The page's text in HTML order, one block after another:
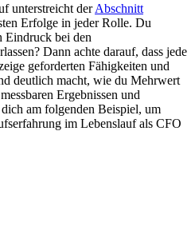
unterstreicht derAbschnitt
Erfolge in jeder Rolle. Du
Eindruck bei den
Dann achte darauf, dass jede
geforderten Fähigkeiten und
deutlich macht, wie du Mehrwert
Ergebnissen und
am folgenden Beispiel, um
im Lebenslauf als CFO